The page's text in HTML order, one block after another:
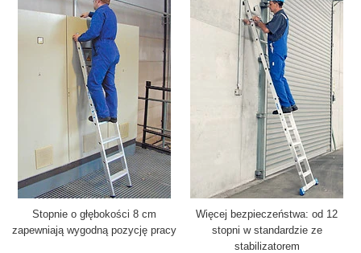
Stopnie o głębokości 8 cm
zapewniają wygodną pozycję pracy
Więcej bezpieczeństwa: od 12
stopni w standardzie ze
stabilizatorem